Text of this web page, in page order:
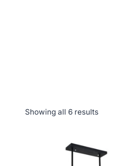
Showing all 6 results